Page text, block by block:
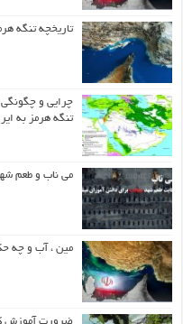
تاریخچه تنگه
چرایی و چگونگی
تنگه هرمز به
می ناب و طعم
مین ، آب و چه